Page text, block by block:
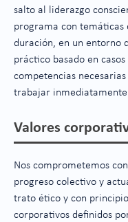
salto al liderazgo
programa con temáticas
duración, en un entorno
práctico basado en casos
competencias
trabajar
Valores
Nos comprometemos
progreso colectivo y
trato ético y con
corporativos definidos